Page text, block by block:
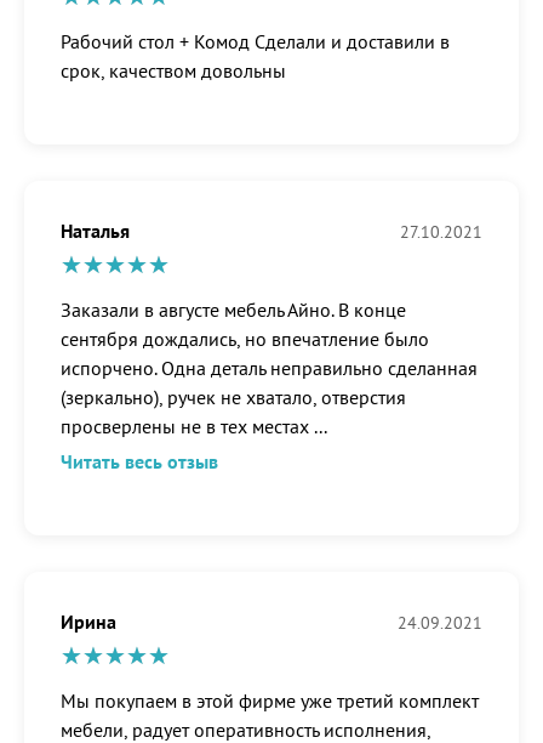
Рабочий стол + Комод Сделали и доставили в
срок, качеством довольны
Наталья 27.10.2021
Заказали в августе мебель Айно. В конце
сентября дождались, но впечатление было
испорчено. Одна деталь неправильно сделанная
(зеркально), ручек не хватало, отверстия
просверлены не в тех местах ...
Читать весь отзыв
Ирина 24.09.2021
Мы покупаем в этой фирме уже третий комплект
мебели, радует оперативность исполнения,